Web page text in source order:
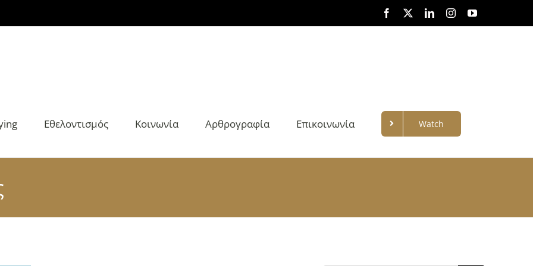
Facebook LinkedInInstagramYouTube
Εθελοντισμός Κοινωνία Αρθρογραφία Επικοινωνία Watch